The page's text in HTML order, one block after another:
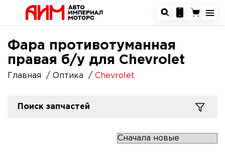
Фара противотуманная
правая б/у для Chevrolet
Главная Оптика Chevrolet
Поиск запчастей